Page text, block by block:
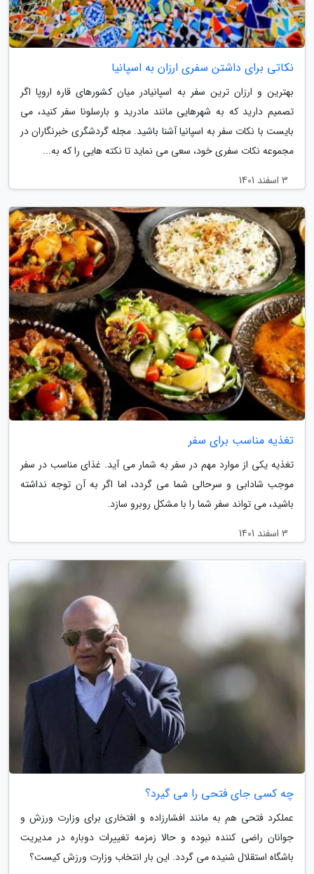
نکاتی برای داشتن سفری ارزان به اسپانیا
بهترین و ارزان ترین سفر به اسپانیادر میان کشورهای قاره اروپا اگر
تصمیم دارید که به شهرهایی مانند مادرید و بارسلونا سفر کنید، می
بایست با نکات سفر به اسپانیا آشنا باشید. مجله گردشگری خبرنگاران در
مجموعه نکات سفری خود، سعی می نماید تا نکته هایی را که به...
3 اسفند 1401
تغذیه مناسب برای سفر
تغذیه یکی از موارد مهم در سفر به شمار می آید. غذای مناسب در سفر
موجب شادابی و سرحالی شما می گردد، اما اگر به آن توجه نداشته
باشید، می تواند سفر شما را با مشکل روبرو سازد.
3 اسفند 1401
چه کسی جای فتحی را می گیرد؟
عملکرد فتحی هم به مانند افشارزاده و افتخاری برای وزارت ورزش و
جوانان راضی کننده نبوده و حالا زمزمه تغییرات دوباره در مدیریت
باشگاه استقلال شنیده می گردد. این بار انتخاب وزارت ورزش کیست؟